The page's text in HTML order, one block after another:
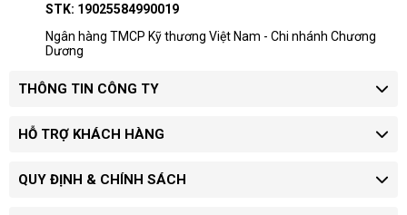
STK: 19025584990019
Ngân hàng TMCP Kỹ thương Việt Nam - Chi nhánh Chương
Dương
THÔNG TIN CÔNG TY
HỖ TRỢ KHÁCH HÀNG
QUY ĐỊNH & CHÍNH SÁCH